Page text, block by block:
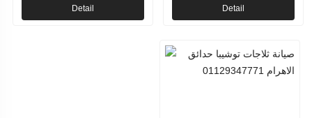
Detail Detail